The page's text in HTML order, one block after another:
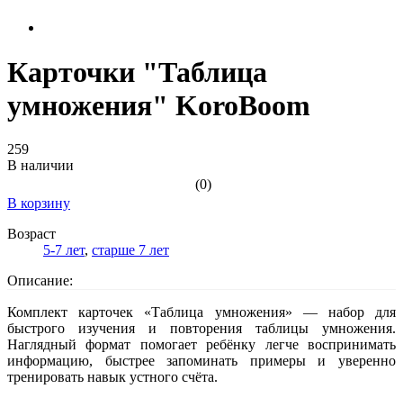
Карточки "Таблица
умножения" KoroBoom
259
В наличии
(0)
В корзину
Возраст
5-7 лет, старше 7 лет
Описание:
Комплект карточек «Таблица умножения» — набор для
быстрого изучения и повторения таблицы умножения.
Наглядный формат помогает ребёнку легче воспринимать
информацию, быстрее запоминать примеры и уверенно
тренировать навык устного счёта.